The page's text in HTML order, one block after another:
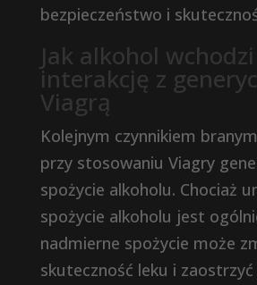
bezpieczeństwo i
Jak alkohol
interakcję z
Viagrą
Kolejnym czynnikiem
przy stosowaniu Viagry
spożycie alkoholu. Chociaż
spożycie alkoholu jest
nadmierne spożycie może
skuteczność leku i